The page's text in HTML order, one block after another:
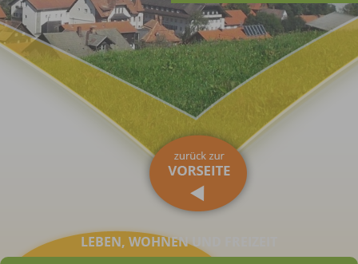
LEBEN, WOHNEN UND FREIZEIT